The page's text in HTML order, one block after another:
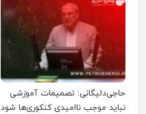
حاجی‌دلیگانی: تصمیمات آموزشی
نباید موجب ناامیدی کنکوری‌ها شود